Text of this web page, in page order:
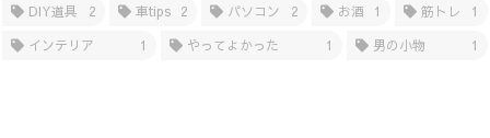
DIY道具
2 車tips 2 パソコン 2 お酒 1 筋トレ
1
インテリア
1 やってよかった 1 男の小物 1